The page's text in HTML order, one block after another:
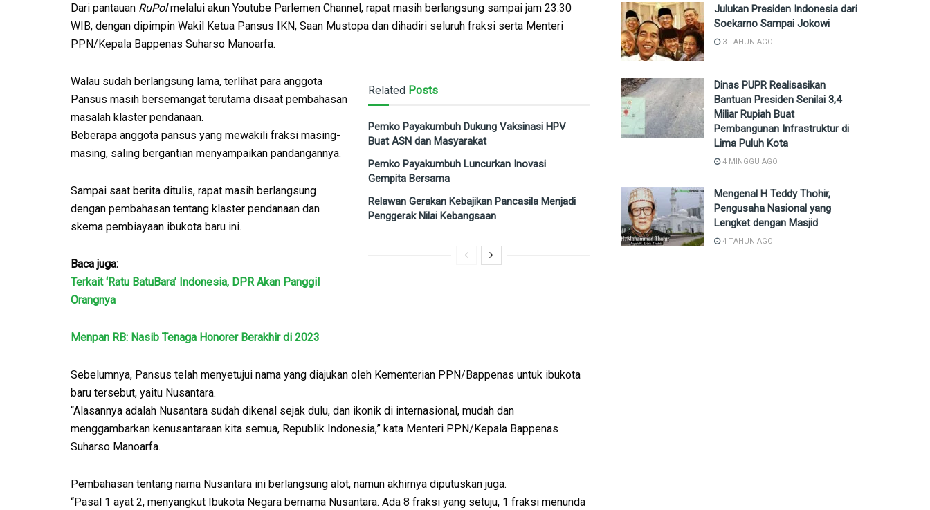
Dari pantauan RuPolmelalui akun Youtube Parlemen Channel, rapat masih berlangsung sampai jam 23.30
WIB, dengan dipimpin Wakil Ketua Pansus IKN, Saan Mustopa dan dihadiri seluruh fraksi serta Menteri
PPN/Kepala Bappenas Suharso Manoarfa.
Related Posts
Pemko Payakumbuh Dukung Vaksinasi HPV
Buat ASN dan Masyarakat
Pemko Payakumbuh Luncurkan Inovasi
Gempita Bersama
Relawan Gerakan Kebajikan Pancasila Menjadi
Penggerak Nilai Kebangsaan
Walau sudah berlangsung lama, terlihat para anggota
Pansus masih bersemangat terutama disaat pembahasan
masalah klaster pendanaan.
Beberapa anggota pansus yang mewakili fraksi masing-
masing, saling bergantian menyampaikan pandangannya.
Sampai saat berita ditulis, rapat masih berlangsung
dengan pembahasan tentang klaster pendanaan dan
skema pembiayaan ibukota baru ini.
Baca juga:
Terkait ‘Ratu BatuBara’ Indonesia, DPR Akan Panggil
Orangnya
Menpan RB: Nasib Tenaga Honorer Berakhir di 2023
Sebelumnya, Pansus telah menyetujui nama yang diajukan oleh Kementerian PPN/Bappenas untuk ibukota
baru tersebut, yaitu Nusantara.
“Alasannya adalah Nusantara sudah dikenal sejak dulu, dan ikonik di internasional, mudah dan
menggambarkan kenusantaraan kita semua, Republik Indonesia,” kata Menteri PPN/Kepala Bappenas
Suharso Manoarfa.
Pembahasan tentang nama Nusantara ini berlangsung alot, namun akhirnya diputuskan juga.
“Pasal 1 ayat 2, menyangkut Ibukota Negara bernama Nusantara. Ada 8 fraksi yang setuju, 1 fraksi menunda
Julukan Presiden Indonesia dari
Soekarno Sampai Jokowi
3 TAHUN AGO
Dinas PUPR Realisasikan
Bantuan Presiden Senilai 3,4
Miliar Rupiah Buat
Pembangunan Infrastruktur di
Lima Puluh Kota
4 MINGGU AGO
Mengenal H Teddy Thohir,
Pengusaha Nasional yang
Lengket dengan Masjid
4 TAHUN AGO